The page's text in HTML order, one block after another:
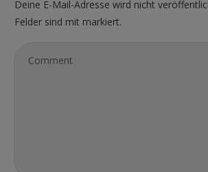
Deine E-Mail-Adresse wird nicht
Felder sind mit markiert.